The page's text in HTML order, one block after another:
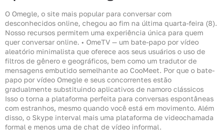
O Omegle, o site mais popular para conversar com
desconhecidos online, chegou ao fim na última quarta-feira (8).
Nosso recursos permitem uma experiência única para quem
quer conversar online. • OmeTV — um bate-papo por vídeo
aleatório minimalista que oferece aos seus usuários o uso de
filtros de gênero e geográficos, bem como um tradutor de
mensagens embutido semelhante ao CooMeet. Por que o bate-
papo por vídeo Omegle e seus concorrentes estão
gradualmente substituindo aplicativos de namoro clássicos
Isso o torna a plataforma perfeita para conversas espontâneas
com estranhos, mesmo quando você está em movimento. Além
disso, o Skype interval mais uma plataforma de videochamada
formal e menos uma de chat de vídeo informal.